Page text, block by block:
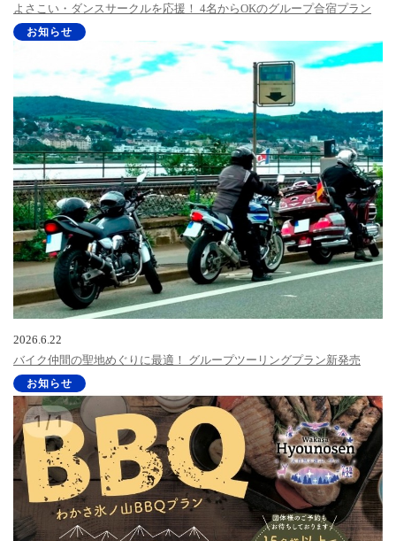
よさこい・ダンスサークルを応援！ 4名からOKのグループ合宿プラン
お知らせ
2026.6.22
バイク仲間の聖地めぐりに最適！ グループツーリングプラン新発売
お知らせ